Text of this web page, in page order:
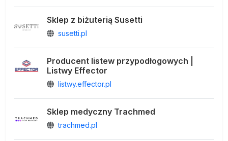
Sklep z biżuterią Susetti
susetti.pl
Producent listew przypodłogowych |
Listwy Effector
listwy.effector.pl
Sklep medyczny Trachmed
trachmed.pl